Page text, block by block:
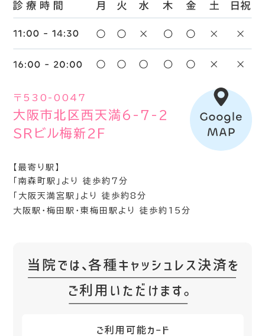
〒530-0047
大阪市北区西天満6-7-2
SRビル梅新2F
【最寄り駅】
「南森町駅」より 徒歩約7分
「大阪天満宮駅」より 徒歩約8分
大阪駅・梅田駅・東梅田駅より 徒歩約15分